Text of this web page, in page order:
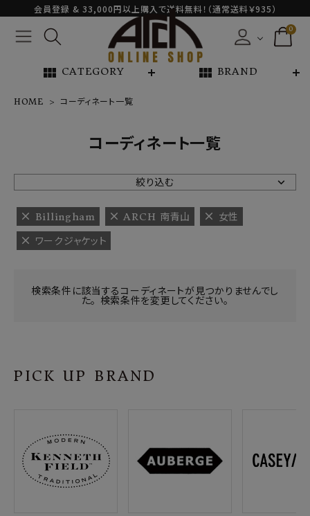
会員登録 & 33,000円以上購入で送料無料！（通常送料￥935）
0
view_module CATEGORY view_module BRAND
NEW ARRIVAL
ARCH EXCLUSIVE
BRAND
CATEGORY
特定商取引法について
お問い合わせ
OFFICIAL WEB SITE
HOME コーディネート一覧
コーディネート一覧
絞り込む
Billingham ARCH 南青山
女性
ワークジャケット
検索条件に該当するコーディネートが見つかりませんでし
た。 検索条件を変更してください。
PICK UP BRAND